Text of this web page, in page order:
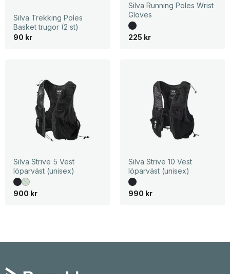
Silva Trekking Poles
Basket trugor (2 st)
90 kr
Silva Running Poles Wrist
Gloves
225 kr
Silva Strive 5 Vest
löparväst (unisex)
900 kr
Silva Strive 10 Vest
löparväst (unisex)
990 kr